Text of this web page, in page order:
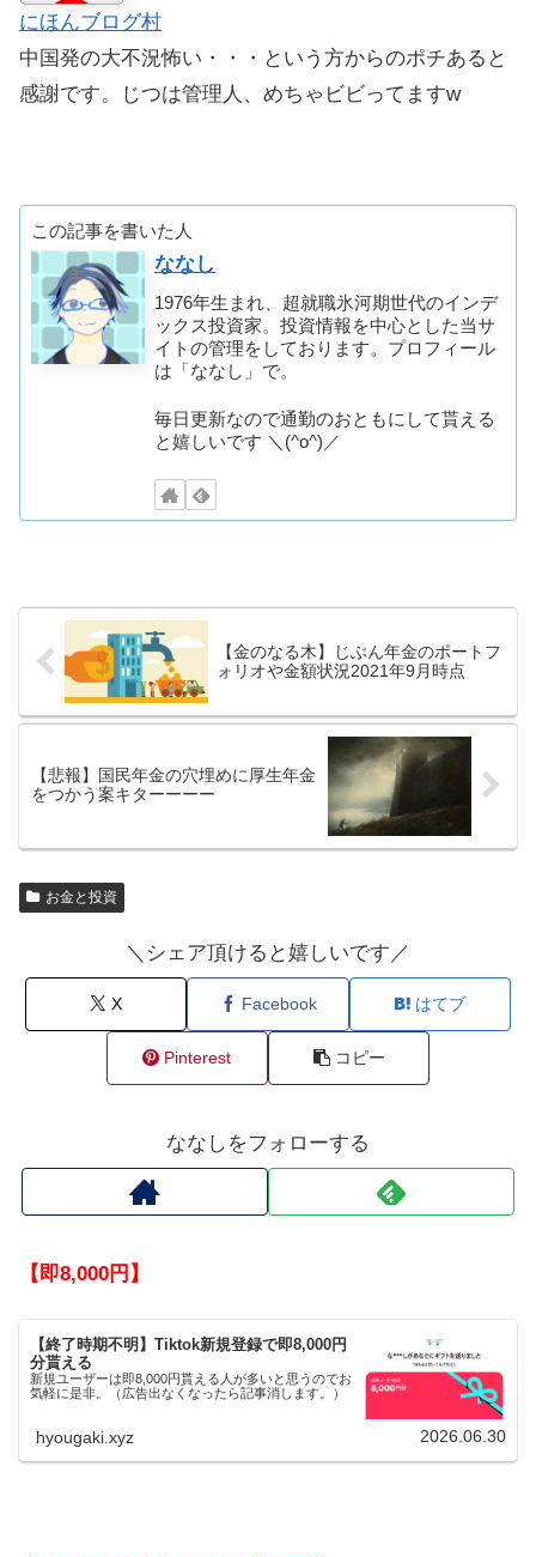
にほんブログ村
中国発の大不況怖い・・・という方からのポチあると
感謝です。じつは管理人、めちゃビビってますw
この記事を書いた人
ななし
1976年生まれ、超就職氷河期世代のインデ
ックス投資家。投資情報を中心とした当サ
イトの管理をしております。プロフィール
は「ななし」で。
毎日更新なので通勤のおともにして貰える
と嬉しいです ＼(^o^)／
【金のなる木】じぶん年金のポートフ
ォリオや金額状況2021年9月時点
【悲報】国民年金の穴埋めに厚生年金
をつかう案キターーーー
お金と投資
＼シェア頂けると嬉しいです／
X Facebook はてブ
Pinterest コピー
ななしをフォローする
【即8,000円】
【終了時期不明】Tiktok新規登録で即8,000円
分貰える
新規ユーザーは即8,000円貰える人が多いと思うのでお
気軽に是非。（広告出なくなったら記事消します。）
hyougaki.xyz 2026.06.30